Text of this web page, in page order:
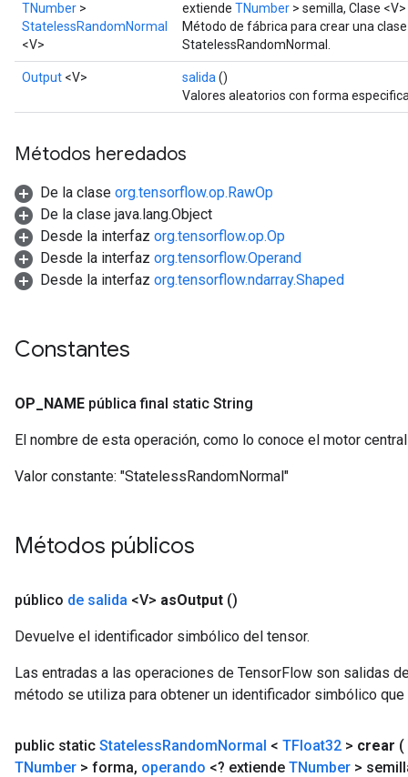
TNumber >
StatelessRandomNormal
<V>
extiende TNumber > semilla, Clase
Método de fábrica para crear una
StatelessRandomNormal.
Output <V> salida ()
Valores aleatorios con forma
Métodos heredados
De la clase org.tensorflow.op.RawOp
De la clase java.lang.Object
Desde la interfaz org.tensorflow.op.Op
Desde la interfaz org.tensorflow.Operand
Desde la interfaz org.tensorflow.ndarray.Shaped
Constantes
OP NAME pública final static String
El nombre de esta operación, como lo conoce el motor
Valor constante: "StatelessRandomNormal"
Métodos públicos
público de salida <V> asOutput ()
Devuelve el identificador simbólico del tensor.
Las entradas a las operaciones de TensorFlow son salidas
método se utiliza para obtener un identificador simbólico
public static StatelessRandomNormal < TFloat32 > crear (
TNumber > forma, operando <? extiende TNumber >